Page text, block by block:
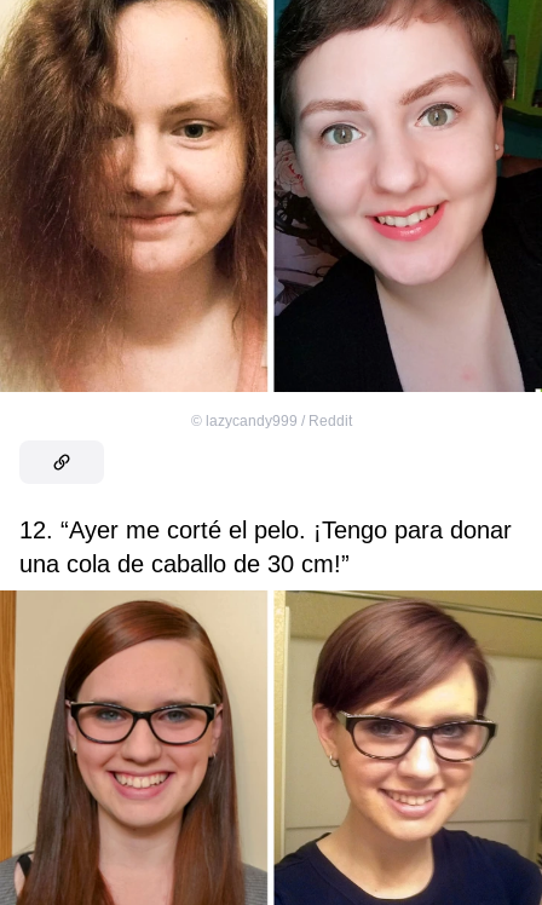
© lazycandy999 / Reddit
12. “Ayer me corté el pelo. ¡Tengo para donar
una cola de caballo de 30 cm!”